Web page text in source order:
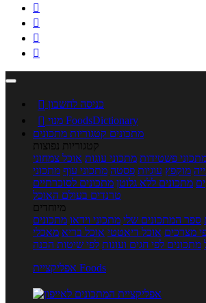




 כניסה לחשבון

מנוי FoodsDictionary
מתכונים קטגוריות מתכונים
קטגוריות נפוצות
פשטידות מתכוני עוגות אוכל צמחוני
מוקפץ עוגיות פסטה מתכוני עוף מתכוני
מתכונים ללא גלוטן מתכונים לסוכרתיים
טרנדים בעולם האוכל
מיוחדים
ספר המתכונים שלי מתכוני וידאו מתכונים
מצרכים אוכל דיאטטי אוכל בריא מאכלי
מתכונים לפי חגים ועונות לפי שיטות הכנה
אפליקציית Foods